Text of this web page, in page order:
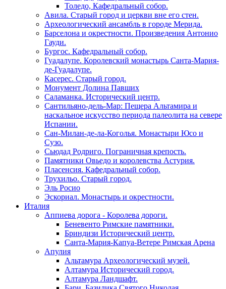
Толедо, Кафедральный собор.
Авила. Старый город и церкви вне его стен.
Археологический ансамбль в городе Мерида.
Барселона и окрестности. Произведения Антонио
Гауди.
Бургос. Кафедральный собор.
Гуадалупе. Королевский монастырь Санта-Мария-
де-Гуадалупе.
Касерес. Старый город.
Монумент Долина Павших
Саламанка. Исторический центр.
Сантильяно-дель-Мар: Пещера Альтамира и
наскальное искусство периода палеолита на севере
Испании.
Сан-Милан-де-ла-Коголья. Монастыри Юсо и
Сузо.
Сьюдад Родриго. Пограничная крепость.
Памятники Овьедо и королевства Астурия.
Пласенсия. Кафедральный собор.
Трухильо. Старый город.
Эль Росио
Эскориал. Монастырь и окрестности.
Италия
Аппиева дорога - Королева дороги.
Беневенто Римские памятники.
Бриндизи Исторический центр.
Санта-Мария-Капуа-Ветере Римская Арена
Апулия
Альтамура Археологический музей.
Алтамура Исторический город.
Алтамура Ландшафт.